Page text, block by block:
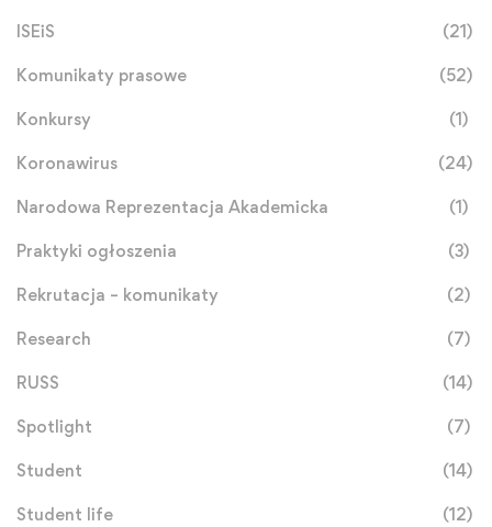
ISEiS (21)
Komunikaty prasowe (52)
Konkursy (1)
Koronawirus (24)
Narodowa Reprezentacja Akademicka (1)
Praktyki ogłoszenia (3)
Rekrutacja – komunikaty (2)
Research (7)
RUSS (14)
Spotlight (7)
Student (14)
Student life (12)